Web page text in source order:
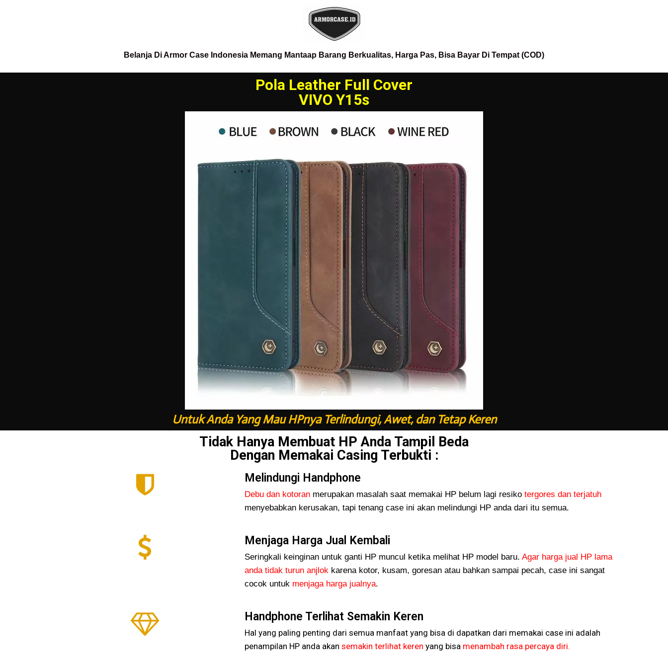
Belanja Di Armor Case Indonesia Memang Mantaap Barang Berkualitas, Harga Pas, Bisa Bayar Di Tempat (COD)
Pola Leather Full Cover
VIVO Y15s
Untuk Anda Yang Mau HPnya Terlindungi, Awet, dan Tetap Keren
Tidak Hanya Membuat HP Anda Tampil Beda
Dengan Memakai Casing Terbukti :
Melindungi Handphone
Debu dan kotoran merupakan masalah saat memakai HP belum lagi resiko tergores dan terjatuh
menyebabkan kerusakan, tapi tenang case ini akan melindungi HP anda dari itu semua.
Menjaga Harga Jual Kembali
Seringkali keinginan untuk ganti HP muncul ketika melihat HP model baru. Agar harga jual HP lama
anda tidak turun anjlokkarena kotor, kusam, goresan atau bahkan sampai pecah, case ini sangat
cocok untuk menjaga harga jualnya.
Handphone Terlihat Semakin Keren
Hal yang paling penting dari semua manfaat yang bisa di dapatkan dari memakai case ini adalah
penampilan HP anda akan semakin terlihat keren yang bisa menambah rasa percaya diri.